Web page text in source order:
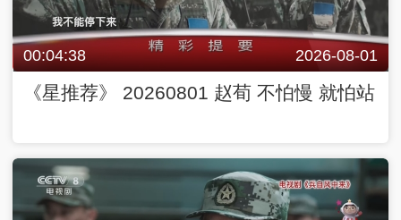
00:04:38 2026-08-01
《星推荐》 20260801 赵荀 不怕慢 就怕站